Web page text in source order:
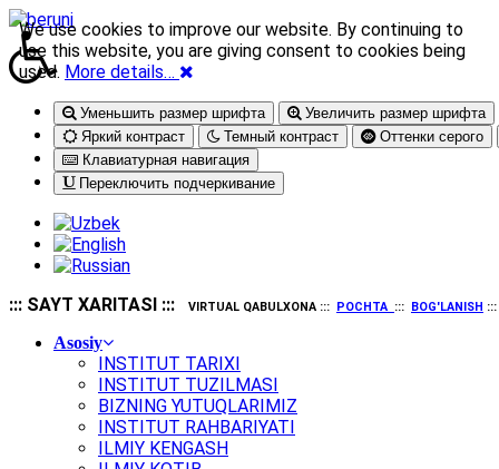
Уменьшить размер шрифта
Увеличить размер шрифта
Яркий контраст
Темный контраст
Оттенки серого
Клавиатурная навигация
Переключить подчеркивание
::: SAYT XARITASI ::: VIRTUAL QABULXONA ::: POCHTA ::: BOG'LANISH
Asosiy
INSTITUT TARIXI
INSTITUT TUZILMASI
BIZNING YUTUQLARIMIZ
INSTITUT RAHBARIYATI
ILMIY KENGASH
We use cookies to improve our website. By continuing to
use this website, you are giving consent to cookies being
used. More details…